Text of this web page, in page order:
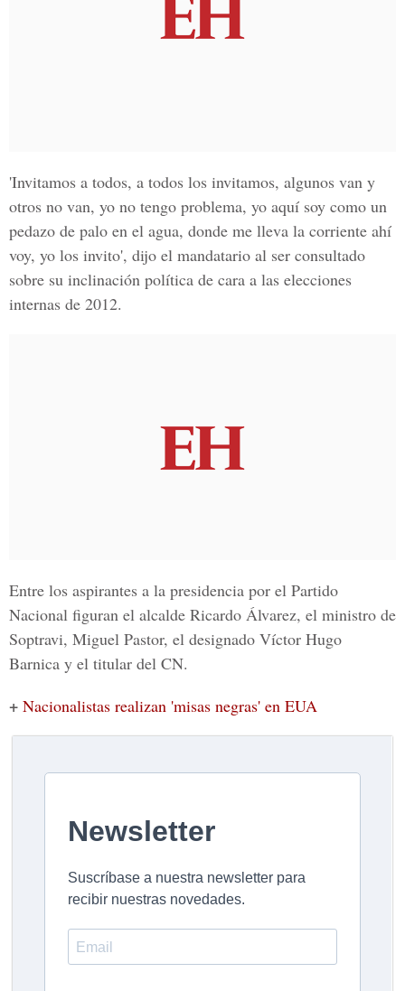
'Invitamos a todos, a todos los invitamos, algunos van y
otros no van, yo no tengo problema, yo aquí soy como un
pedazo de palo en el agua, donde me lleva la corriente ahí
voy, yo los invito', dijo el mandatario al ser consultado
sobre su inclinación política de cara a las elecciones
internas de 2012.
Entre los aspirantes a la presidencia por el Partido
Nacional figuran el alcalde Ricardo Álvarez, el ministro de
Soptravi, Miguel Pastor, el designado Víctor Hugo
Barnica y el titular del CN.
+ Nacionalistas realizan 'misas negras' en EUA